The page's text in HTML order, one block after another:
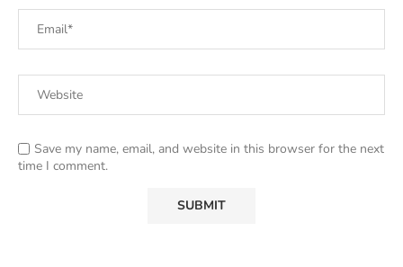
Save my name, email, and website in this browser for the next
time I comment.